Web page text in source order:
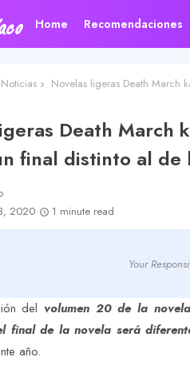
Home Recomendaciones
Noticias
Novelas ligeras Death March
Death March
final distinto al de
2020
1 minute read
Your
del volumen 20 de la
final de la novela será
año.